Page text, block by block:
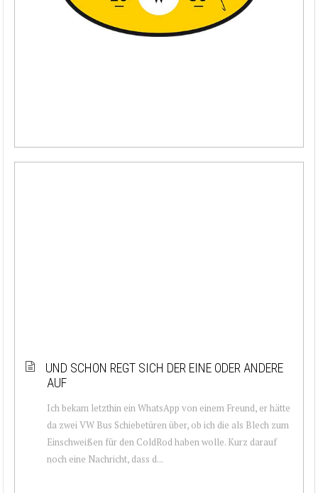
UND SCHON REGT SICH DER EINE ODER ANDERE
AUF
Ich bekam letzthin ein WhatsApp von einem Freund, er hätte
da zwei VW Bus Schiebetüren über, ob ich die als Blech zum
Einschweißen für den ColdRod haben wolle. Kurz darauf
noch eine Nachricht, dass d...